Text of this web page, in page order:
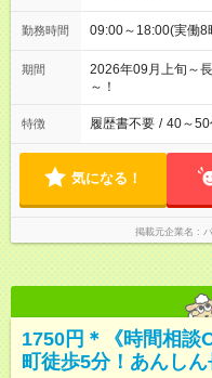
勤務時間 09:00～18:00(実働
期間
2026年09月上旬～
～！
特徴 履歴書不要 / 40～50
気になる！
掲載元企業名
1750円＊《時間相談
町徒歩5分！あんし